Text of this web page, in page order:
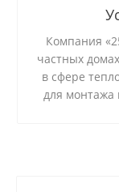
Компания
частных
в сфере
для монтажа